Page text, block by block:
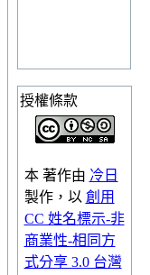
授權條款
本 著作由 冷日
製作，以 創用
CC 姓名標示-非
商業性-相同方
式分享 3.0 台灣